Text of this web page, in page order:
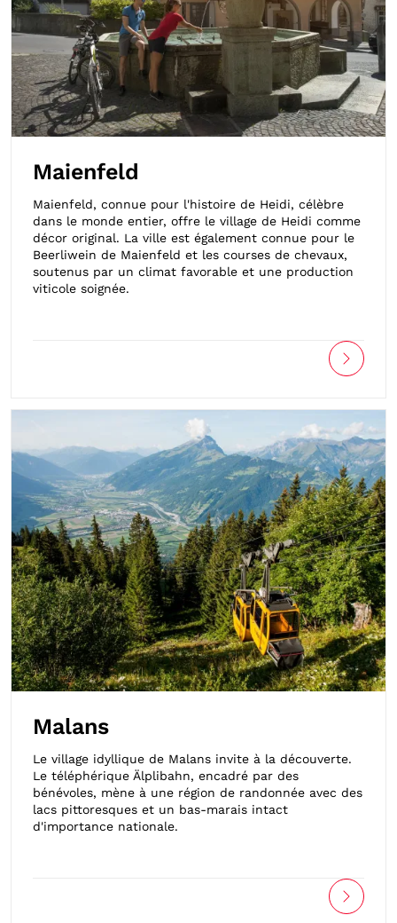
Maienfeld
Maienfeld, connue pour l'histoire de Heidi, célèbre
dans le monde entier, offre le village de Heidi comme
décor original. La ville est également connue pour le
Beerliwein de Maienfeld et les courses de chevaux,
soutenus par un climat favorable et une production
viticole soignée.
Malans
Le village idyllique de Malans invite à la découverte.
Le téléphérique Älplibahn, encadré par des
bénévoles, mène à une région de randonnée avec des
lacs pittoresques et un bas-marais intact
d'importance nationale.